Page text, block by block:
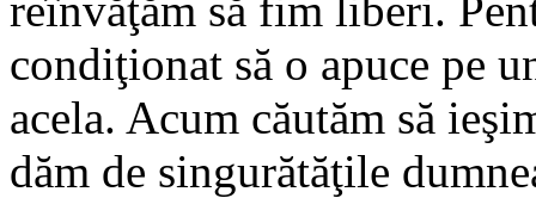
condiţionat să o apuce pe
acela. Acum căutăm să
dăm de singurătăţile